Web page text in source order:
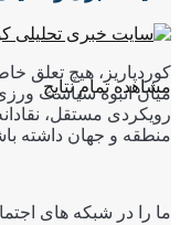
مشاهده تمام نتایج
کوردپاریز، هیچ تعلق
میان انبوه سیاست
رویکردی مستقل،
منطقه و جهان داشته
ما را در شبکه های